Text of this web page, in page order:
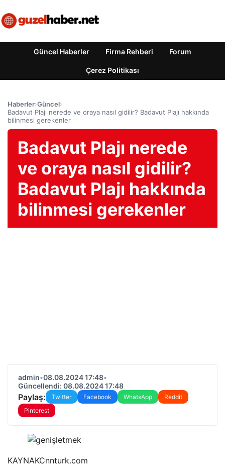
Güncel Haberler Firma Rehberi Forum
Çerez Politikası
Haberler›Güncel›
Badavut Plajı nerede ve oraya nasıl gidilir? Badavut Plajı hakkında
bilinmesi gerekenler
Badavut Plajı nerede
ve oraya nasıl gidilir?
Badavut Plajı hakkında
bilinmesi gerekenler
admin•08.08.2024 17:48•
Güncellendi: 08.08.2024 17:48
Paylaş: Twitter Facebook WhatsApp
Reddit
Pinterest
KAYNAKCnnturk.com